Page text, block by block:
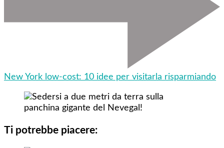
New York low-cost: 10 idee per visitarla risparmiando
Ti potrebbe piacere: